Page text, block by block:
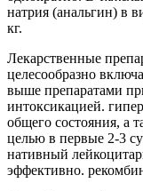
натрия (анальгин) в
кг.
Лекарственные
целесообразно
выше препаратами
интоксикацией.
общего состояния, а
целью в первые 2-3
нативный
эффективно.